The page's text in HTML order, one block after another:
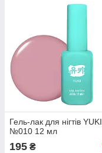
Гель-лак для нігтів YUKI
№010 12 мл
195 ₴